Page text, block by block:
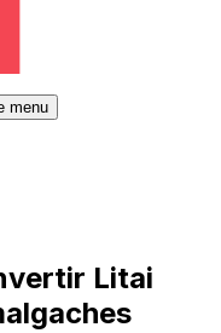
menu
Litai